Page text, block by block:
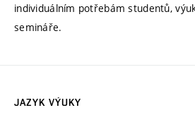
individuálním potřebám studentů,
semináře.
JAZYK VÝUKY